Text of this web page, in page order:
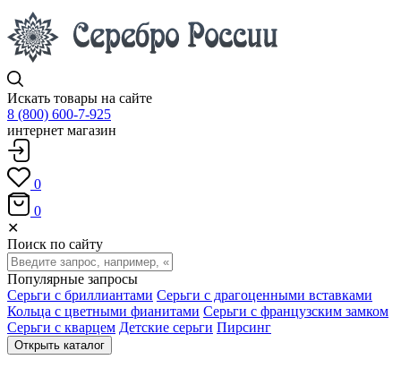
Искать товары на сайте
8 (800) 600-7-925
интернет магазин
0
0
✕
Поиск по сайту
Популярные запросы
Серьги с бриллиантами Серьги с драгоценными вставками
Кольца с цветными фианитами Серьги с французским замком
Серьги с кварцем Детские серьги Пирсинг
Открыть каталог